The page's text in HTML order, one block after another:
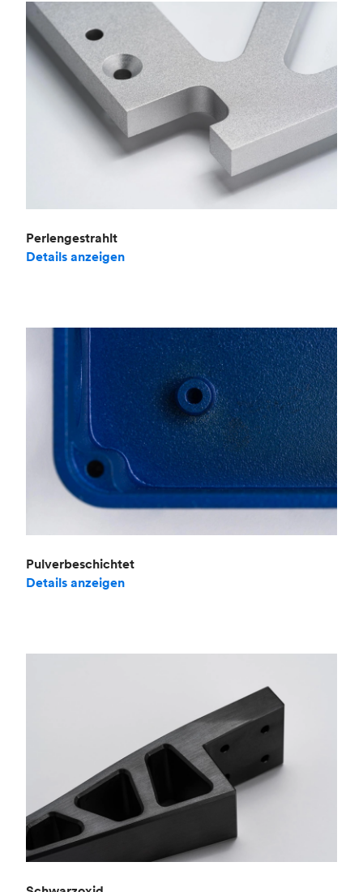
Perlengestrahlt
Details anzeigen
Pulverbeschichtet
Details anzeigen